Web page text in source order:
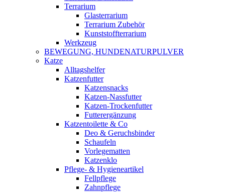
Terrarium
Glasterrarium
Terrarium Zubehör
Kunststoffterrarium
Werkzeug
BEWEGUNG, HUNDENATURPULVER
Katze
Alltagshelfer
Katzenfutter
Katzensnacks
Katzen-Nassfutter
Katzen-Trockenfutter
Futterergänzung
Katzentoilette & Co
Deo & Geruchsbinder
Schaufeln
Vorlegematten
Katzenklo
Pflege- & Hygieneartikel
Fellpflege
Zahnpflege